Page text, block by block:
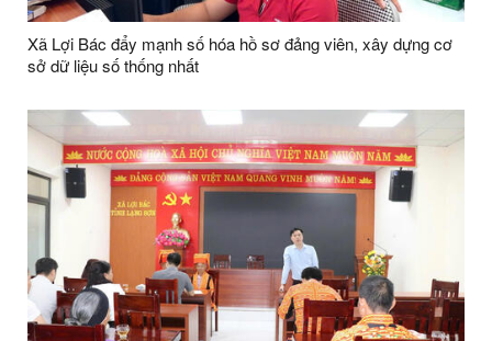
Xã Lợi Bác đẩy mạnh số hóa hồ sơ đảng viên, xây dựng cơ
sở dữ liệu số thống nhất